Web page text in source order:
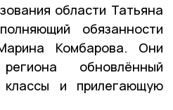
области Татьяна
обязанности
Комбарова. Они
обновлённый
и прилегающую